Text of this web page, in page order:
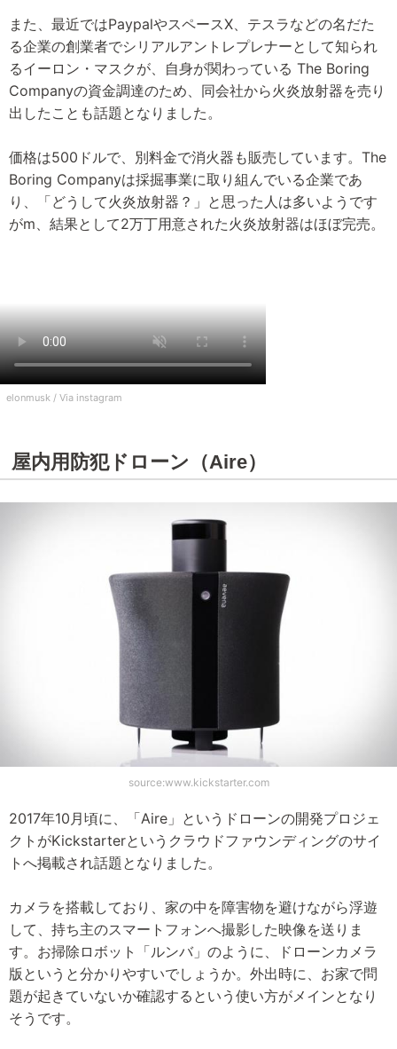
また、最近ではPaypalやスペースX、テスラなどの名だた
る企業の創業者でシリアルアントレプレナーとして知られ
るイーロン・マスクが、自身が関わっている The Boring
Companyの資金調達のため、同会社から火炎放射器を売り
出したことも話題となりました。
価格は500ドルで、別料金で消火器も販売しています。The
Boring Companyは採掘事業に取り組んでいる企業であ
り、「どうして火炎放射器？」と思った人は多いようです
がm、結果として2万丁用意された火炎放射器はほぼ完売。
elonmusk / Via instagram
屋内用防犯ドローン（Aire）
source:www.kickstarter.com
2017年10月頃に、「Aire」というドローンの開発プロジェ
クトがKickstarterというクラウドファウンディングのサイ
トへ掲載され話題となりました。
カメラを搭載しており、家の中を障害物を避けながら浮遊
して、持ち主のスマートフォンへ撮影した映像を送りま
す。お掃除ロボット「ルンバ」のように、ドローンカメラ
版というと分かりやすいでしょうか。外出時に、お家で問
題が起きていないか確認するという使い方がメインとなり
そうです。